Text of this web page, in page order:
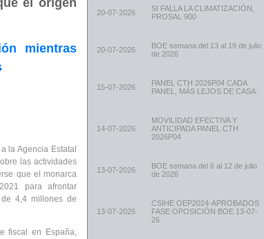
el origen
mientras
la Agencia Estatal
las actividades
que el monarca
para afrontar
4,4 millones de
fiscal en España,
20-07-2026
SI FALLA LA CLIMATIZACIÓN,
PROSAL 900
20-07-2026
BOE semana del 13 al 19 de julio
de 2026
15-07-2026
PANEL CTH 2026P04 CADA
PANEL, MÁS LEJOS DE CASA.
14-07-2026
MOVILIDAD EFECTIVA Y
ANTICIPADA PANEL CTH
2026P04
13-07-2026
BOE semana del 6 al 12 de julio
de 2026
13-07-2026
CSIHE OEP2024-APROBADOS
FASE OPOSICIÓN BOE 13-07-
26